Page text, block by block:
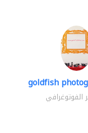
goldfish
الفوتوغرافي